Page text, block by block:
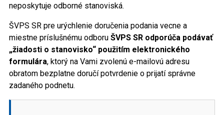
neposkytuje odborné stanoviská.
ŠVPS SR pre urýchlenie doručenia podania vecne a
miestne príslušnému odboru ŠVPS SR odporúča podávať
„žiadosti o stanovisko“ použitím elektronického
formulára, ktorý na Vami zvolenú e-mailovú adresu
obratom bezplatne doručí potvrdenie o prijatí správne
zadaného podnetu.